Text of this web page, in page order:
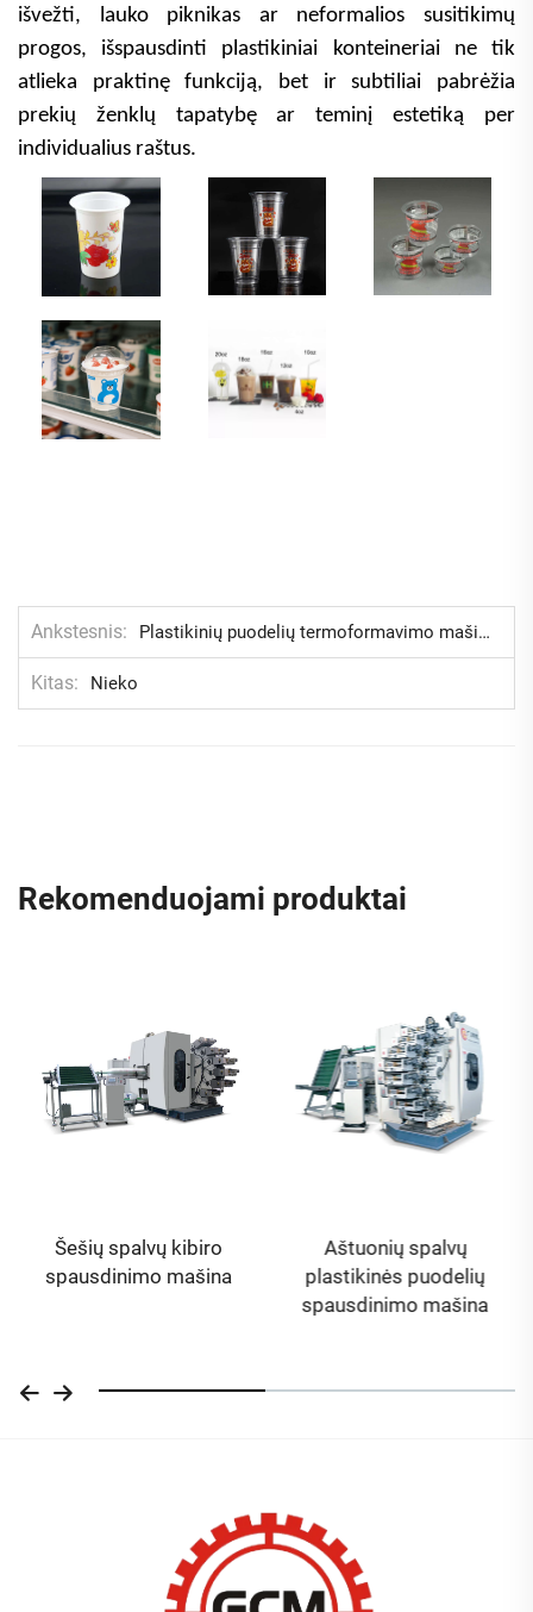
išvežti, lauko piknikas ar neformalios susitikimų
progos, išspausdinti plastikiniai konteineriai ne tik
atlieka praktinę funkciją, bet ir subtiliai pabrėžia
prekių ženklų tapatybę ar teminį estetiką per
individualius raštus.
Ankstesnis Plastikinių puodelių termoformavimo mašina Scenarijus
Kitas Nieko
Rekomenduojami produktai
Aštuonių spalvų
plastikinės puodelių
pakuojančioji